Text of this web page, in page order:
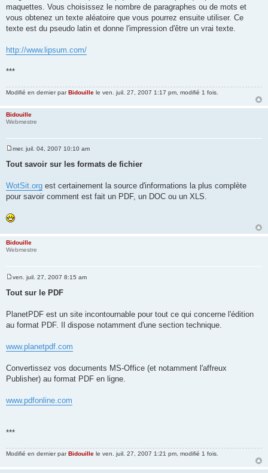
e
maquettes. Vous choisissez le nombre de paragraphes ou de mots et
vous obtenez un texte aléatoire que vous pourrez ensuite utiliser. Ce
texte est du pseudo latin et donne l'impression d'être un vrai texte.
http://www.lipsum.com/
***
Modifié en dernier parBidouille le ven. juil. 27, 2007 1:17 pm, modifié 1 fois.
Bidouille
Webmestre
s
a
g
e
mer. juil. 04, 2007 10:10 am
Tout savoir sur les formats de fichier
WotSit.org est certainement la source d'informations la plus complète
pour savoir comment est fait un PDF, un DOC ou un XLS.
Bidouille
Webmestre
s
g
e
ven. juil. 27, 2007 8:15 am
Tout sur le PDF
PlanetPDF est un site incontournable pour tout ce qui concerne l'édition
au format PDF. Il dispose notamment d'une section technique.
www.planetpdf.com
Convertissez vos documents MS-Office (et notamment l'affreux
Publisher) au format PDF en ligne.
www.pdfonline.com
***
Modifié en dernier parBidouille le ven. juil. 27, 2007 1:21 pm, modifié 1 fois.